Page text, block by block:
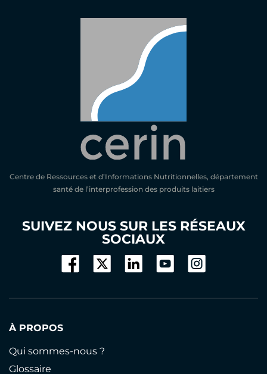
Centre de Ressources et d’Informations Nutritionnelles, département
santé de l’interprofession des produits laitiers
SUIVEZ NOUS SUR LES RÉSEAUX
SOCIAUX
À PROPOS
Qui sommes-nous ?
Glossaire